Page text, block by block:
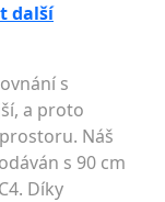
další
s
a proto
Náš
s 90 cm
Díky